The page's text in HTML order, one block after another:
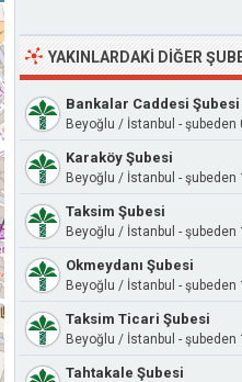
YAKINLARDAKI DIĞER
Bankalar Caddesi Şubesi
Beyoğlu / İstanbul - şubeden
Karaköy Şubesi
Beyoğlu / İstanbul - şubeden
Taksim Şubesi
Beyoğlu / İstanbul - şubeden
Okmeydanı Şubesi
Beyoğlu / İstanbul - şubeden
Taksim Ticari Şubesi
Beyoğlu / İstanbul - şubeden
Tahtakale Şubesi